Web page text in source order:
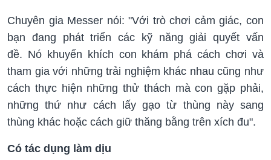
Chuyên gia Messer nói: "Với trò chơi cảm giác, con
bạn đang phát triển các kỹ năng giải quyết vấn
đề. Nó khuyến khích con khám phá cách chơi và
tham gia với những trải nghiệm khác nhau cũng như
cách thực hiện những thử thách mà con gặp phải,
những thứ như cách lấy gạo từ thùng này sang
thùng khác hoặc cách giữ thăng bằng trên xích đu".
Có tác dụng làm dịu